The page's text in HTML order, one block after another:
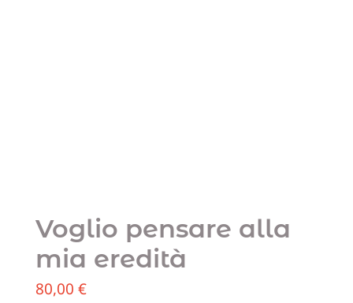
Voglio pensare alla
mia eredità
80,00 €